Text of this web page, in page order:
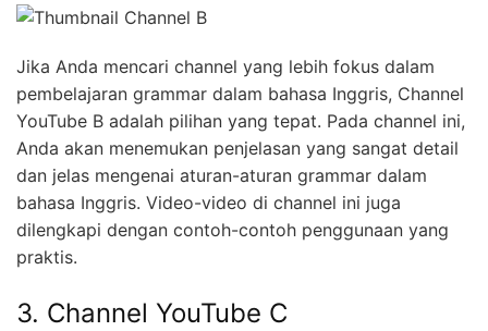
Jika Anda mencari channel yang lebih fokus dalam
pembelajaran grammar dalam bahasa Inggris, Channel
YouTube B adalah pilihan yang tepat. Pada channel ini,
Anda akan menemukan penjelasan yang sangat detail
dan jelas mengenai aturan-aturan grammar dalam
bahasa Inggris. Video-video di channel ini juga
dilengkapi dengan contoh-contoh penggunaan yang
praktis.
3. Channel YouTube C